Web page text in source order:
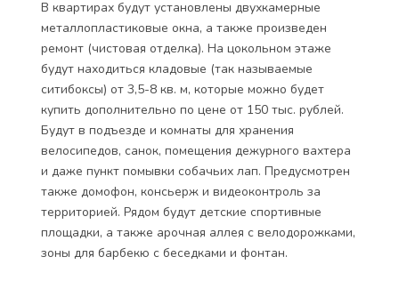
В квартирах будут установлены двухкамерные
металлопластиковые окна, а также произведен
ремонт (чистовая отделка). На цокольном этаже
будут находиться кладовые (так называемые
ситибоксы) от 3,5-8 кв. м, которые можно будет
купить дополнительно по цене от 150 тыс. рублей.
Будут в подъезде и комнаты для хранения
велосипедов, санок, помещения дежурного вахтера
и даже пункт помывки собачьих лап. Предусмотрен
также домофон, консьерж и видеоконтроль за
территорией. Рядом будут детские спортивные
площадки, а также арочная аллея с велодорожками,
зоны для барбекю c беседками и фонтан.